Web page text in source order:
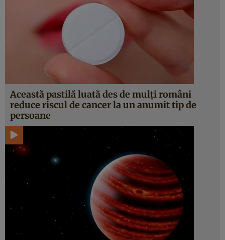
Această pastilă luată des de mulţi români
reduce riscul de cancer la un anumit tip de
persoane